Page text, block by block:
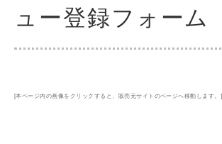
ュー登録フォーム
[本ページ内の画像をクリックすると、販売元サイトのページへ移動します。]